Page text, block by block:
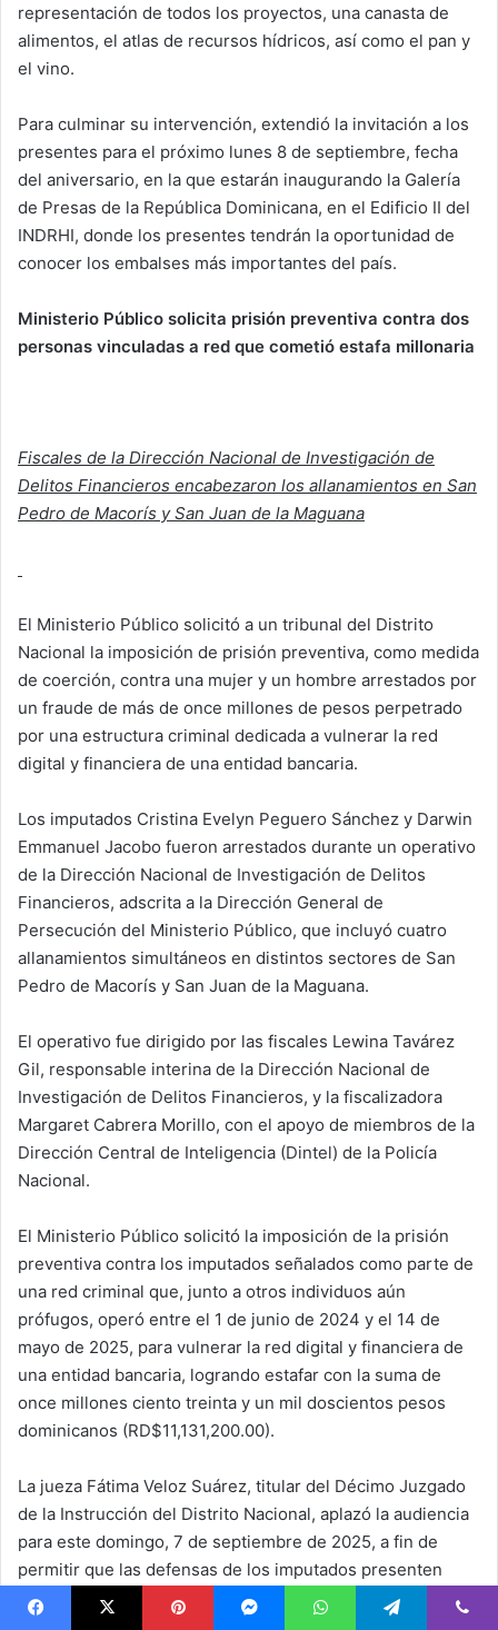
representación de todos los proyectos, una canasta de
alimentos, el atlas de recursos hídricos, así como el pan y
el vino.
Para culminar su intervención, extendió la invitación a los
presentes para el próximo lunes 8 de septiembre, fecha
del aniversario, en la que estarán inaugurando la Galería
de Presas de la República Dominicana, en el Edificio II del
INDRHI, donde los presentes tendrán la oportunidad de
conocer los embalses más importantes del país.
Ministerio Público solicita prisión preventiva contra dos
personas vinculadas a red que cometió estafa millonaria
Fiscales de la Dirección Nacional de Investigación de
Delitos Financieros encabezaron los allanamientos en San
Pedro de Macorís y San Juan de la Maguana
El Ministerio Público solicitó a un tribunal del Distrito
Nacional la imposición de prisión preventiva, como medida
de coerción, contra una mujer y un hombre arrestados por
un fraude de más de once millones de pesos perpetrado
por una estructura criminal dedicada a vulnerar la red
digital y financiera de una entidad bancaria.
Los imputados Cristina Evelyn Peguero Sánchez y Darwin
Emmanuel Jacobo fueron arrestados durante un operativo
de la Dirección Nacional de Investigación de Delitos
Financieros, adscrita a la Dirección General de
Persecución del Ministerio Público, que incluyó cuatro
allanamientos simultáneos en distintos sectores de San
Pedro de Macorís y San Juan de la Maguana.
El operativo fue dirigido por las fiscales Lewina Tavárez
Gil, responsable interina de la Dirección Nacional de
Investigación de Delitos Financieros, y la fiscalizadora
Margaret Cabrera Morillo, con el apoyo de miembros de la
Dirección Central de Inteligencia (Dintel) de la Policía
Nacional.
El Ministerio Público solicitó la imposición de la prisión
preventiva contra los imputados señalados como parte de
una red criminal que, junto a otros individuos aún
prófugos, operó entre el 1 de junio de 2024 y el 14 de
mayo de 2025, para vulnerar la red digital y financiera de
una entidad bancaria, logrando estafar con la suma de
once millones ciento treinta y un mil doscientos pesos
dominicanos (RD$11,131,200.00).
La jueza Fátima Veloz Suárez, titular del Décimo Juzgado
de la Instrucción del Distrito Nacional, aplazó la audiencia
para este domingo, 7 de septiembre de 2025, a fin de
permitir que las defensas de los imputados presenten
presupuestos de arraigo.